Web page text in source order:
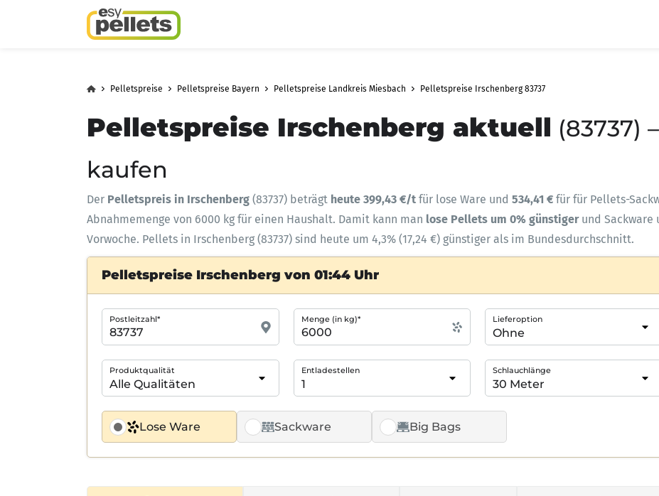
Pelletspreise Pelletspreise Bayern Pelletspreise Landkreis Miesbach Pelletspreise Irschenberg 83737
Pelletspreise Irschenberg aktuell (83737)
kaufen
Der Pelletspreis in Irschenberg (83737) beträgt heute 399,43 €/t für lose Ware und 534,41 € für für Pellets-
Abnahmemenge von 6000 kg für einen Haushalt. Damit kann man lose Pellets um 0% günstiger und Sackware
Vorwoche. Pellets in Irschenberg (83737) sind heute um 4,3% (17,24 €) günstiger als im Bundesdurchschnitt.
Pelletspreise Irschenberg von 01:44 Uhr
Lose Ware Sackware Big Bags
Postleitzahl* Menge (in kg)* Lieferoption
Produktqualität Entladestellen Schlauchlänge